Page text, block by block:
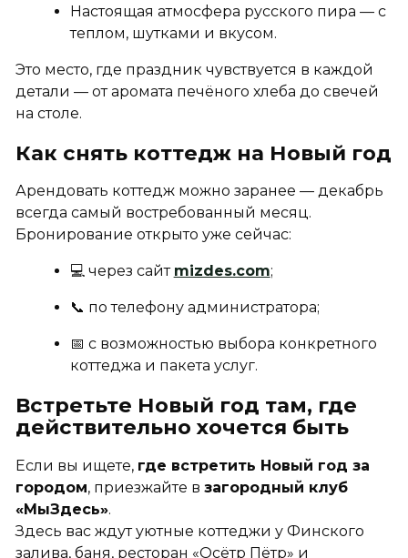
Настоящая атмосфера русского пира — с
теплом, шутками и вкусом.
Это место, где праздник чувствуется в каждой
детали — от аромата печёного хлеба до свечей
на столе.
Как снять коттедж на Новый год
Арендовать коттедж можно заранее — декабрь
всегда самый востребованный месяц.
Бронирование открыто уже сейчас:
💻 через сайт mizdes.com;
📞 по телефону администратора;
📅 с возможностью выбора конкретного
коттеджа и пакета услуг.
Встретьте Новый год там, где
действительно хочется быть
Если вы ищете, где встретить Новый год за
городом, приезжайте в загородный клуб
«МыЗдесь».
Здесь вас ждут уютные коттеджи у Финского
залива, баня, ресторан «Осётр Пётр» и